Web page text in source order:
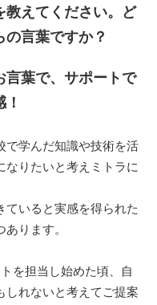
教えてください。ど
の言葉ですか？
言葉で、サポートで
で学んだ知識や技術を活
なりたいと考えミトラに
ていると実感を得られた
ります。
を担当し始めた頃、自
しれないと考えてご提案